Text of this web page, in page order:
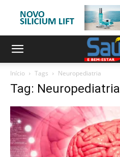
Início Tags Neuropediatria
Tag: Neuropediatria